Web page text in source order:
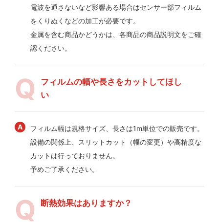
電波を通さないなど影響ある場合はセンサー部フィルム
をくりぬくなどの加工が必要です。
金属を含む商品かどうかは、各商品の商品説明文をご確
認ください。
フィルムの幅や長さをカットしてほし
い
フィルム幅は規格サイズ、長さは1m単位での販売です。
設備の関係上、スリットカット（幅の変更）や高精度な
カットは行っておりません。
予めご了承ください。
断熱効果はありますか？